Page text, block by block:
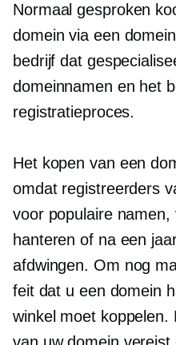
Normaal gesproken
domein via een
bedrijf dat
domeinnamen en het
registratieproces.
Het kopen van een
omdat registreerders
voor populaire
hanteren of na een
afdwingen. Om nog
feit dat u een domein
winkel moet koppelen.